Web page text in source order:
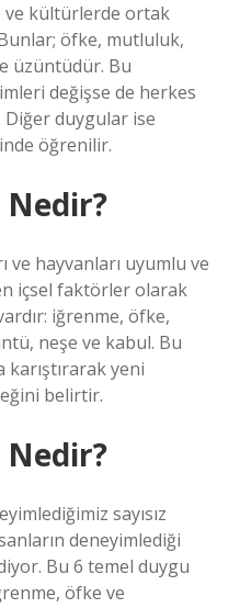
kültürlerde ortak
öfke, mutluluk,
üzüntüdür. Bu
değişse de herkes
duygular ise
öğrenilir.
ve hayvanları uyumlu ve
içsel faktörler olarak
iğrenme, öfke,
neşe ve kabul. Bu
yeni
belirtir.
sayısız
deneyimlediği
Bu 6 temel duygu
öfke ve